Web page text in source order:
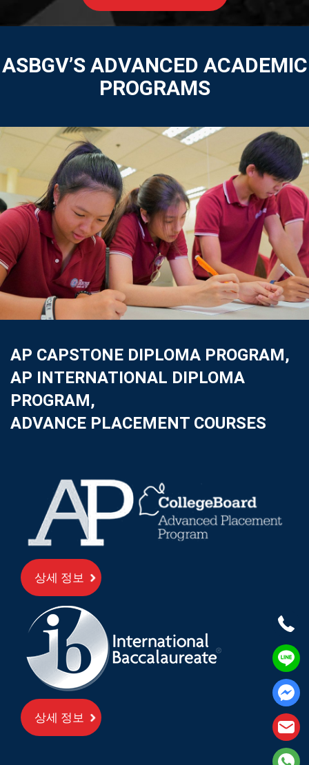
ASBGV’S ADVANCED ACADEMIC
PROGRAMS
AP CAPSTONE DIPLOMA PROGRAM,
AP INTERNATIONAL DIPLOMA
PROGRAM,
ADVANCE PLACEMENT COURSES
상세 정보
상세 정보